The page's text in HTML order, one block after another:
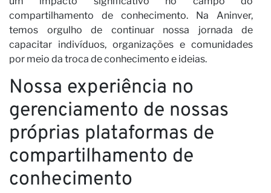
compartilhamento de conhecimento. Na Aninver,
temos orgulho de continuar nossa jornada de
capacitar indivíduos, organizações e comunidades
por meio da troca de conhecimento e ideias.
Nossa experiência no
gerenciamento de nossas
próprias plataformas de
compartilhamento de
conhecimento